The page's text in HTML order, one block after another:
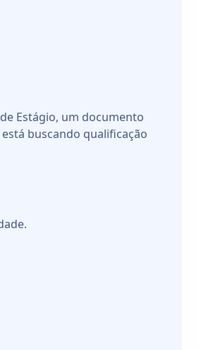
Estágio, um documento
buscando qualificação